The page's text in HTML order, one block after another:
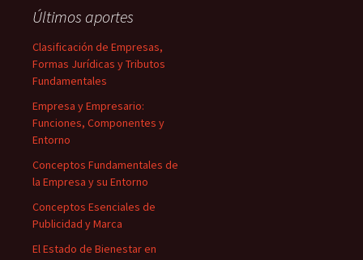
Últimos aportes
Clasificación de Empresas,
Formas Jurídicas y Tributos
Fundamentales
Empresa y Empresario:
Funciones, Componentes y
Entorno
Conceptos Fundamentales de
la Empresa y su Entorno
Conceptos Esenciales de
Publicidad y Marca
El Estado de Bienestar en